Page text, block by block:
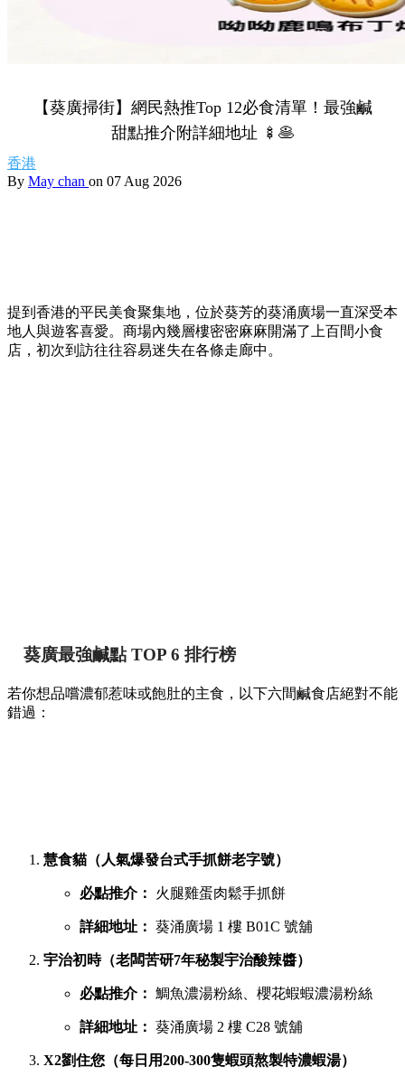
【葵廣掃街】網民熱推Top 12必食清單！最強鹹
甜點推介附詳細地址 🍢🥞
香港
By May chan on 07 Aug 2026
提到香港的平民美食聚集地，位於葵芳的葵涌廣場一直深受本
地人與遊客喜愛。商場內幾層樓密密麻麻開滿了上百間小食
店，初次到訪往往容易迷失在各條走廊中。
葵廣最強鹹點 TOP 6 排行榜
若你想品嚐濃郁惹味或飽肚的主食，以下六間鹹食店絕對不能
錯過：
慧食貓（人氣爆發台式手抓餅老字號）
必點推介： 火腿雞蛋肉鬆手抓餅
詳細地址： 葵涌廣場 1 樓 B01C 號舖
宇治初時（老闆苦研7年秘製宇治酸辣醬）
必點推介： 鯛魚濃湯粉絲、櫻花蝦蝦濃湯粉絲
詳細地址： 葵涌廣場 2 樓 C28 號舖
X2劉住您（每日用200-300隻蝦頭熬製特濃蝦湯）